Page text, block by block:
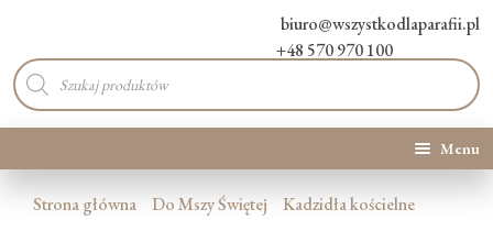
biuro@wszystkodlaparafii.pl
+48 570 970 100
Wyszukiwarka
produktów
Menu
Kategorie produktów
Strona główna Do Mszy Świętej Kadzidła kościelne